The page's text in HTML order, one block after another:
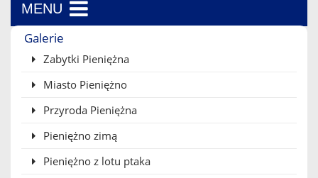
MENU
Menu boczne
Galerie
Zabytki Pieniężna
Miasto Pieniężno
Przyroda Pieniężna
Pieniężno zimą
Pieniężno z lotu ptaka